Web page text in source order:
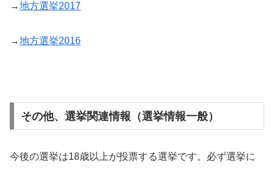
→地方選挙2017
→地方選挙2016
その他、選挙関連情報（選挙情報一般）
今後の選挙は18歳以上が投票する選挙です。必ず選挙に